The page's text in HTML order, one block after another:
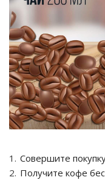
Совершите
Получите кофе